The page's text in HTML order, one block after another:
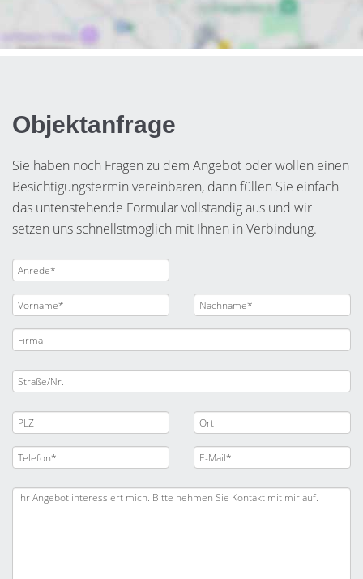
Objektanfrage
Sie haben noch Fragen zu dem Angebot oder wollen einen
Besichtigungstermin vereinbaren, dann füllen Sie einfach
das untenstehende Formular vollständig aus und wir
setzen uns schnellstmöglich mit Ihnen in Verbindung.